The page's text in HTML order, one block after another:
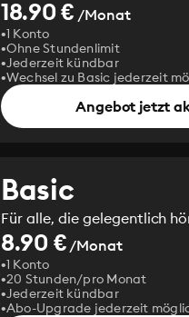
18.90 € /Monat
1 Konto
Ohne Stundenlimit
Jederzeit kündbar
Wechsel zu Basic jederzeit
Angebot jetzt
Basic
Für alle, die gelegentlich
8.90 €/Monat
1 Konto
20 Stunden/pro Monat
Jederzeit kündbar
Abo-Upgrade jederzeit